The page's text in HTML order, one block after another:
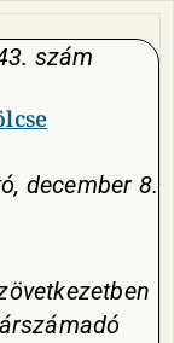
szám
december 8.